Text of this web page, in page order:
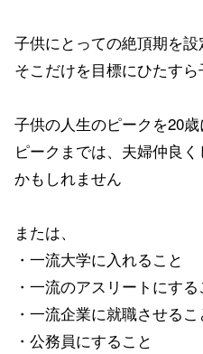
子供にとっての絶頂期を設
そこだけを目標にひたす
子供の人生のピークを20
ピークまでは、夫婦仲良
かもしれません
または、
・一流大学に入れること
・一流のアスリートにする
・一流企業に就職させるこ
・公務員にすること